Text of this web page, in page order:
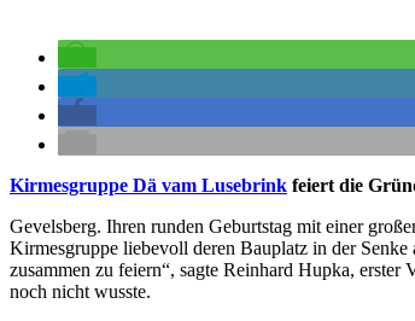
Kirmesgruppe Dä vam Lusebrink feiert die
Gevelsberg. Ihren runden Geburtstag mit einer
Kirmesgruppe liebevoll deren Bauplatz in der Senke
zusammen zu feiern“, sagte Reinhard Hupka,
noch nicht wusste.